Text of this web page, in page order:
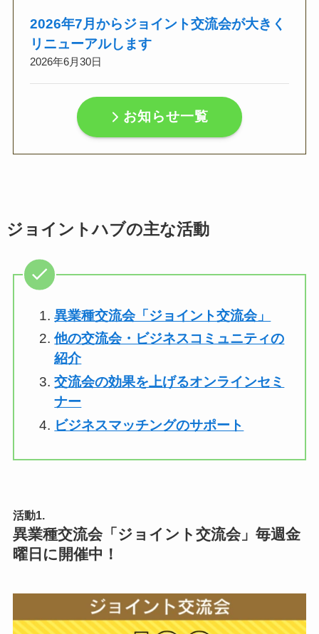
2026年7月からジョイント交流会が大きく
リニューアルします
2026年6月30日
お知らせ一覧
ジョイントハブの主な活動
異業種交流会「ジョイント交流会」
他の交流会・ビジネスコミュニティの
紹介
交流会の効果を上げるオンラインセミ
ナー
ビジネスマッチングのサポート
活動1.
異業種交流会「ジョイント交流会」毎週金
曜日に開催中！